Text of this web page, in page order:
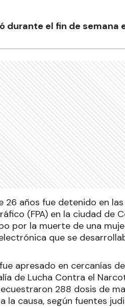
durante el fin de semana
26 años fue detenido en
(FPA) en la ciudad de
por la muerte de una
que se
apresado en cercanías
de Lucha Contra el
288 dosis de
la causa, según fuentes